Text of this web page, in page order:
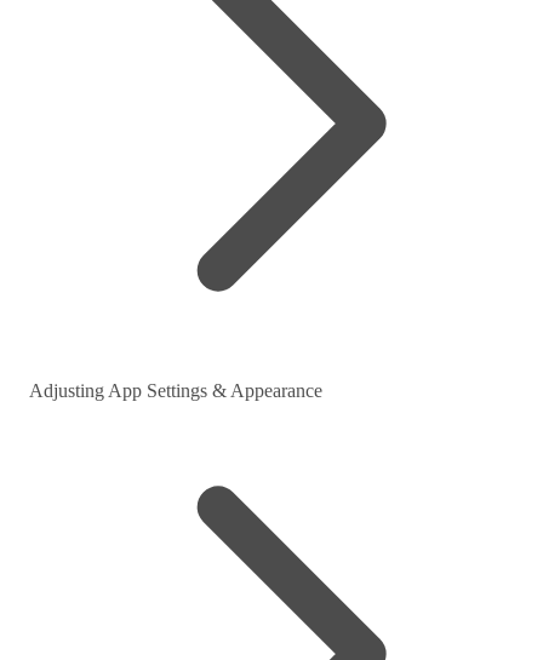
Adjusting App Settings & Appearance